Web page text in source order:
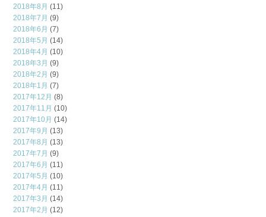
2018年8月 (11)
2018年7月 (9)
2018年6月 (7)
2018年5月 (14)
2018年4月 (10)
2018年3月 (9)
2018年2月 (9)
2018年1月 (7)
2017年12月 (8)
2017年11月 (10)
2017年10月 (14)
2017年9月 (13)
2017年8月 (13)
2017年7月 (9)
2017年6月 (11)
2017年5月 (10)
2017年4月 (11)
2017年3月 (14)
2017年2月 (12)